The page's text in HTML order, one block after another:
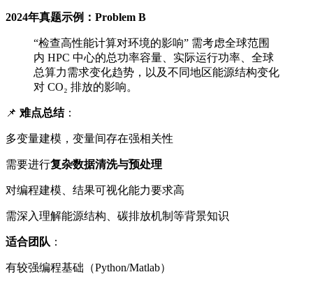
2024年真题示例：Problem B
“检查高性能计算对环境的影响” 需考虑全球范围
内 HPC 中心的总功率容量、实际运行功率、全球
总算力需求变化趋势，以及不同地区能源结构变化
对 CO₂ 排放的影响。
📌 难点总结：
多变量建模，变量间存在强相关性
需要进行复杂数据清洗与预处理
对编程建模、结果可视化能力要求高
需深入理解能源结构、碳排放机制等背景知识
适合团队 ：
有较强编程基础（Python/Matlab）